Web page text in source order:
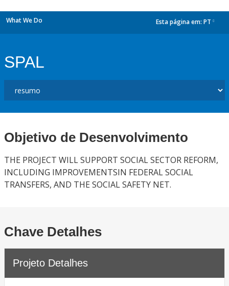
What We Do Esta página em: PT
SPAL
Objetivo de Desenvolvimento
THE PROJECT WILL SUPPORT SOCIAL SECTOR REFORM,
INCLUDING IMPROVEMENTSIN FEDERAL SOCIAL
TRANSFERS, AND THE SOCIAL SAFETY NET.
Chave Detalhes
Projeto Detalhes